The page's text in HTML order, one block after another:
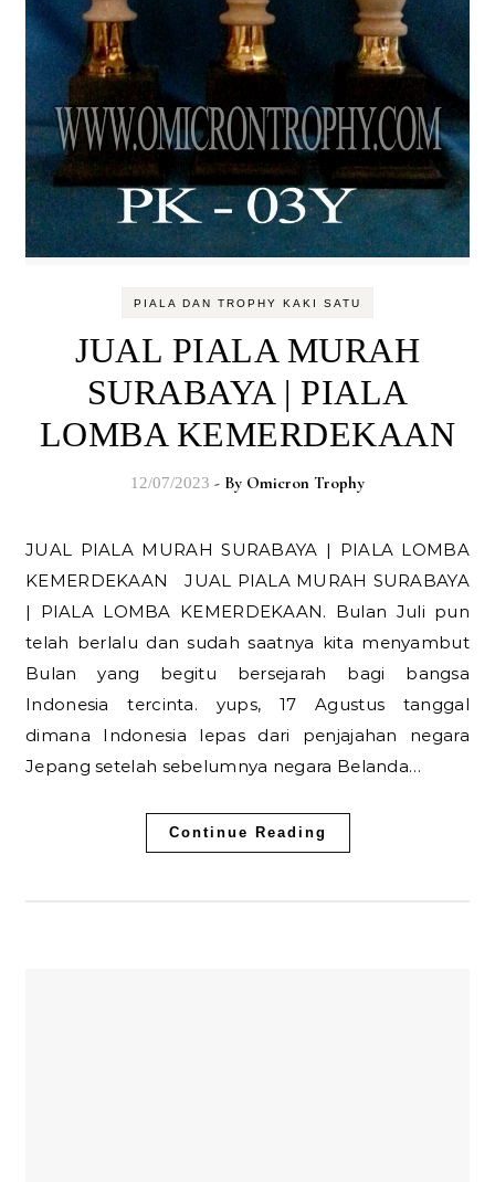
PIALA DAN TROPHY KAKI SATU
JUAL PIALA MURAH
SURABAYA | PIALA
LOMBA KEMERDEKAAN
12/07/2023 - By Omicron Trophy
JUAL PIALA MURAH SURABAYA | PIALA LOMBA
KEMERDEKAAN JUAL PIALA MURAH SURABAYA
| PIALA LOMBA KEMERDEKAAN. Bulan Juli pun
telah berlalu dan sudah saatnya kita menyambut
Bulan yang begitu bersejarah bagi bangsa
Indonesia tercinta. yups, 17 Agustus tanggal
dimana Indonesia lepas dari penjajahan negara
Jepang setelah sebelumnya negara Belanda…
Continue Reading